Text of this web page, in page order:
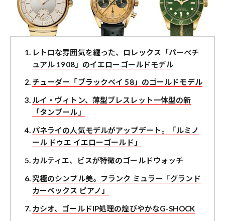
レトロな雰囲気を纏った、ロレックス「パーペチ
ュアル 1908」のイエローゴールドモデル
チューダー「ブラックベイ 58」のゴールドモデル
ルイ・ヴィトン、薄型ブレスレット一体型の新
「タンブール」
パネライの人気モデルがアップデート。「ルミノ
ール ドゥエ イエローゴールド」
カルティエ、ビスが特徴のゴールドウォッチ
究極のシンプル美。フランク ミュラー「グランド
カーベックス ピアノ」
カシオ、ゴールドIP処理の煌びやかなG-SHOCK